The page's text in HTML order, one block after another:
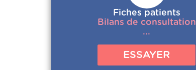
Fiches patients
Bilans de consultation
...
ESSAYER